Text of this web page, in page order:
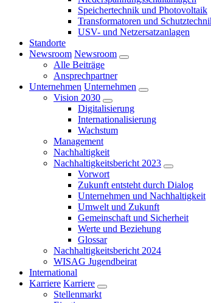
Speichertechnik und Photovoltaik
Transformatoren und
USV- und Netzersatzanlagen
Standorte
Newsroom Newsroom
Alle Beiträge
Ansprechpartner
Unternehmen Unternehmen
Vision 2030
Digitalisierung
Internationalisierung
Wachstum
Management
Nachhaltigkeit
Nachhaltigkeitsbericht 2023
Vorwort
Zukunft entsteht durch Dialog
Unternehmen und Nachhaltigkeit
Umwelt und Zukunft
Gemeinschaft und Sicherheit
Werte und Beziehung
Glossar
Nachhaltigkeitsbericht 2024
WISAG Jugendbeirat
International
Karriere Karriere
Stellenmarkt